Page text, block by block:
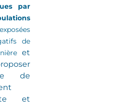
par
de
et
de
et